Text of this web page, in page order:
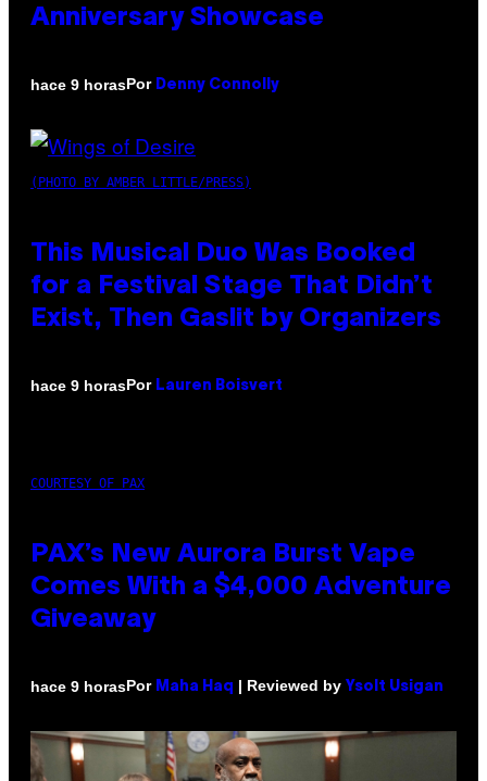
Anniversary Showcase
hace 9 horasPor Denny Connolly
(PHOTO BY AMBER LITTLE/PRESS)
This Musical Duo Was Booked
for a Festival Stage That Didn’t
Exist, Then Gaslit by Organizers
hace 9 horasPor Lauren Boisvert
COURTESY OF PAX
PAX’s New Aurora Burst Vape
Comes With a $4,000 Adventure
Giveaway
hace 9 horasPor Maha Haq | Reviewed by Ysolt Usigan